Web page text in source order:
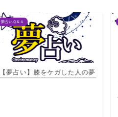
夢占いＱ＆Ａ
【夢占い】膝をケガした人の夢